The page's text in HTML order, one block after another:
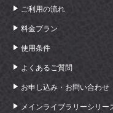
ご利用の流れ
料金プラン
使用条件
よくあるご質問
お申し込み・お問い合わせ
メインライブラリーシリー